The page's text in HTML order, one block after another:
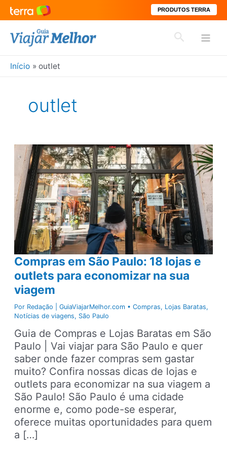
PRODUTOS TERRA
para
conteúdo
Pesquisar
Início outlet
outlet
Compras em São Paulo: 18 lojas e
outlets para economizar na sua
viagem
Por Redação | GuiaViajarMelhor.com •Compras, Lojas Baratas,
Notícias de viagens, São Paulo
Guia de Compras e Lojas Baratas em São
Paulo | Vai viajar para São Paulo e quer
saber onde fazer compras sem gastar
muito? Confira nossas dicas de lojas e
outlets para economizar na sua viagem a
São Paulo! São Paulo é uma cidade
enorme e, como pode-se esperar,
oferece muitas oportunidades para quem
a […]